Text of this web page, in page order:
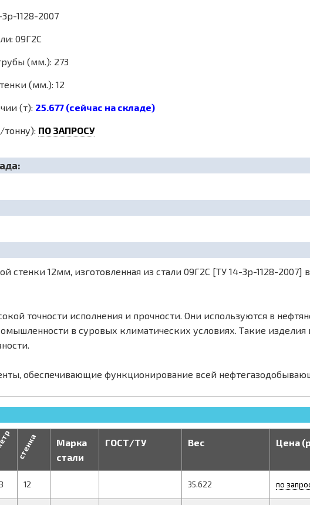
3р-1128-2007
09Г2С
(мм.): 273
(мм.): 12
(т): 25.677 (сейчас на складе)
тонну): ПО ЗАПРОСУ
12мм, изготовленная из стали 09Г2С [ТУ 14-3р-1128-2007]
точности исполнения и прочности. Они используются в
в суровых климатических условиях. Такие изделия
обеспечивающие функционирование всей
стенка
Марка
стали
ГОСТ/ТУ Вес Цена
12 35.622 по